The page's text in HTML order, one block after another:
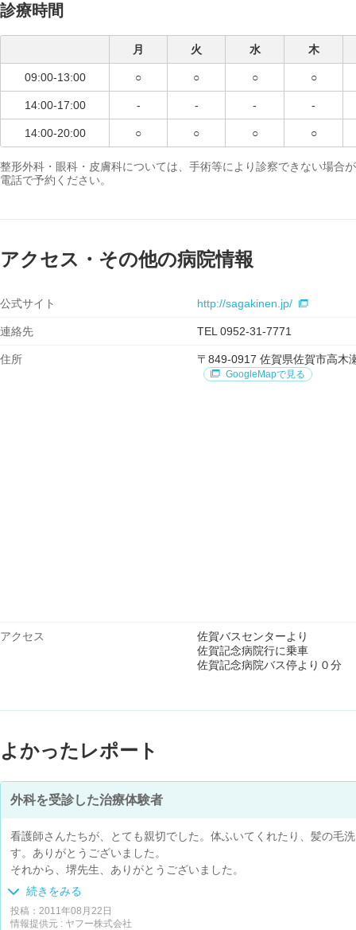
診療時間
月 火 水 木
09:00-13:00 ○ ○ ○ ○
14:00-17:00 - - - -
14:00-20:00 ○ ○ ○ ○
整形外科・眼科・皮膚科については、手術等により診察できない場合
電話で予約ください。
アクセス・その他の病院情報
公式サイト http://sagakinen.jp/
連絡先 TEL 0952-31-7771
住所 〒849-0917 佐賀県佐賀市高木
GoogleMapで見る
アクセス
佐賀バスセンターより
佐賀記念病院行に乗車
佐賀記念病院バス停より０分
よかったレポート
外科を受診した治療体験者
看護師さんたちが、とても親切でした。体ふいてくれたり、髪の毛
す。ありがとうございました。
それから、堺先生、ありがとうございました。
また何かあったら、よろしくお願いします。
続きをみる
投稿：2011年08月22日
情報提供元 : ヤフー株式会社